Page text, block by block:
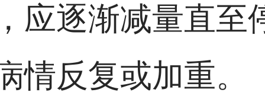
应逐渐减量直至
情反复或加重。